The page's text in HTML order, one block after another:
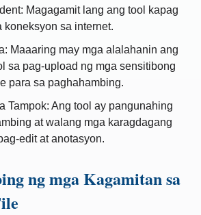
Magagamit lang ang tool kapag
koneksyon sa internet.
Maaaring may mga alalahanin ang
sa pag-upload ng mga sensitibong
para sa paghahambing.
Tampok: Ang tool ay pangunahing
at walang mga karagdagang
edit at anotasyon.
ng mga Kagamitan sa